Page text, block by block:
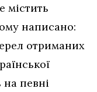
містить
написано:
отриманих
певні